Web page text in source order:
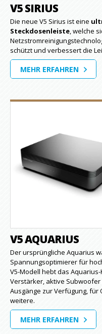
V5 SIRIUS
Die neue V5 Sirius ist eine
Steckdosenleiste, welche
schützt und verbessert die
MEHR ERFAHREN
V5 AQUARIUS
Der ursprüngliche Aquarius
Spannungsoptimierer für
V5-Modell hebt das
Verstärker, aktive
Ausgänge zur Verfügung,
weitere.
MEHR ERFAHREN